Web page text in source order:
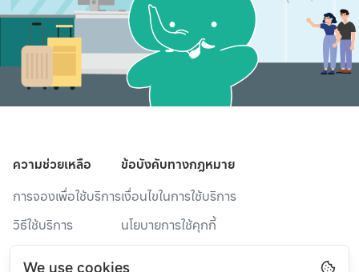
We use cookies
ความช่วยเหลือ
การจองเพื่อใช้บริการ
วิธีใช้บริการ
ข้อบังคับทางกฎหมาย
เงื่อนไขในการใช้บริการ
นโยบายการใช้คุกกี้